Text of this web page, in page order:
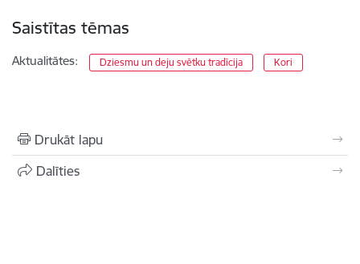
Saistītas tēmas
Aktualitātes: Dziesmu un deju svētku tradīcija Kori
Drukāt lapu
Dalīties